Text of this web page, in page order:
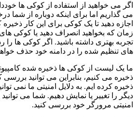
اگر می خواهید از استفاده از کوکی ها
می گذاریم اما برای اینکه دوباره از شما
اجازه دهید تا یک کوکی برای این کار ذخیره
زمان که بخواهید انصراف دهید یا کوکی های
تجربه بهتری داشته باشید. اگر کوکی ها را
های تنظیم شده را در دامنه خود حذف
ما یک لیست از کوکی ها ذخیره شده
ذخیره می کنیم، بنابراین می توانید بررسی
ذخیره کرده ایم. به دلایل امنیتی ما نمی
دیگر را تغییر یا نمایش دهیم. شما می
امنیتی مرورگر خود بررسی کنید.